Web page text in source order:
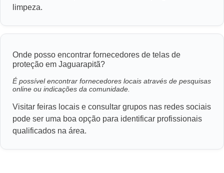
limpeza.
Onde posso encontrar fornecedores de telas de
proteção em Jaguarapitã?
É possível encontrar fornecedores locais através de pesquisas
online ou indicações da comunidade.
Visitar feiras locais e consultar grupos nas redes sociais
pode ser uma boa opção para identificar profissionais
qualificados na área.